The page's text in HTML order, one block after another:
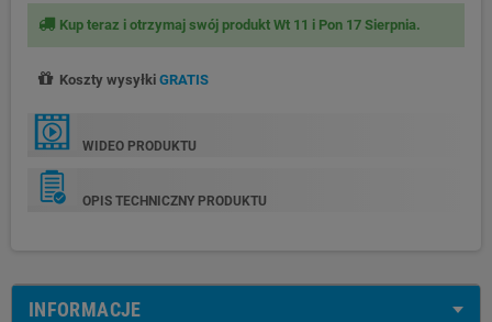
Kup teraz i otrzymaj swój produkt Wt 11 i Pon 17 Sierpnia.
Koszty wysyłki GRATIS
WIDEO PRODUKTU
OPIS TECHNICZNY PRODUKTU
INFORMACJE